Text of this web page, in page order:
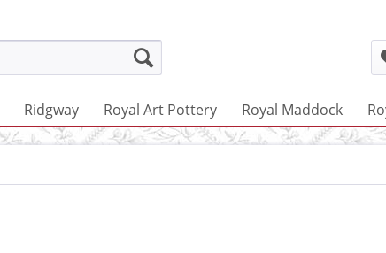
Ridgway Royal Art Pottery Royal Maddock